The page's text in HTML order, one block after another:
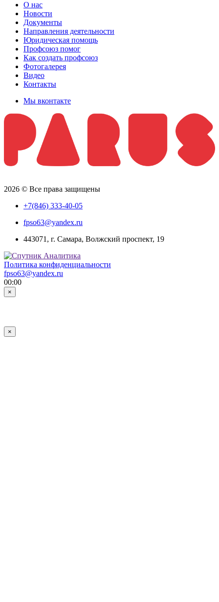
О нас
Новости
Документы
Направления деятельности
Юридическая помощь
Профсоюз помог
Как создать профсоюз
Фотогалерея
Видео
Контакты
Мы вконтакте
2026 © Все права защищены
+7(846) 333-40-05
fpso63@yandex.ru
443071, г. Самара, Волжский проспект, 19
Политика конфиденциальности
fpso63@yandex.ru
00:00
×
×